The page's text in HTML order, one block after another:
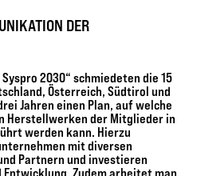
DER
2030“ schmiedeten die 15
Österreich, Südtirol und
Jahren einen Plan, auf welche
Herstellwerken der Mitglieder in
werden kann. Hierzu
mit diversen
Partnern und investieren